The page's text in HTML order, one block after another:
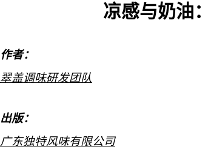
凉感与奶油
作者：
翠盖调味研发团队
出版：
广东独特风味有限公司